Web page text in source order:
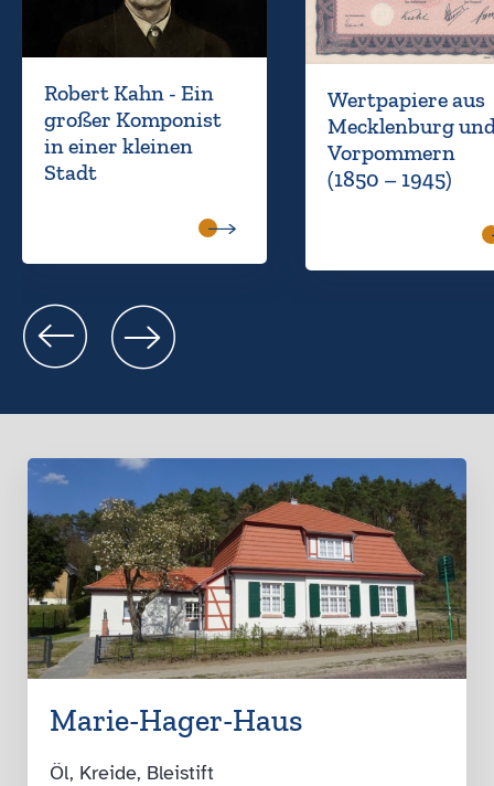
Robert Kahn - Ein
großer Komponist
in einer kleinen
Stadt
Wertpapiere aus
Mecklenburg
Vorpommern
(1850 – 1945)
Marie-Hager-Haus
Öl, Kreide, Bleistift